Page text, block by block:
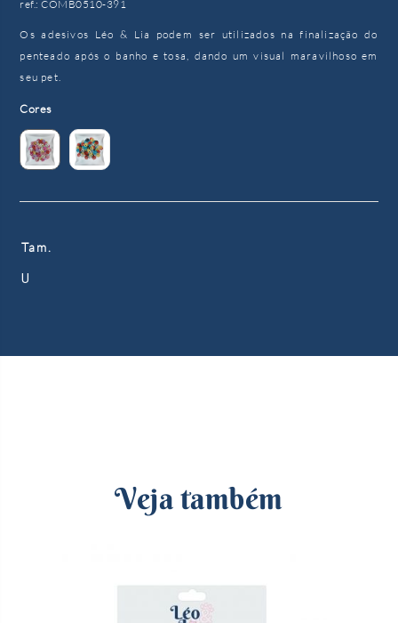
ref.: COMB0510-391
Os adesivos Léo & Lia podem ser utilizados na finalização do
penteado após o banho e tosa, dando um visual maravilhoso em
seu pet.
Cores
Tam.
U
Veja também